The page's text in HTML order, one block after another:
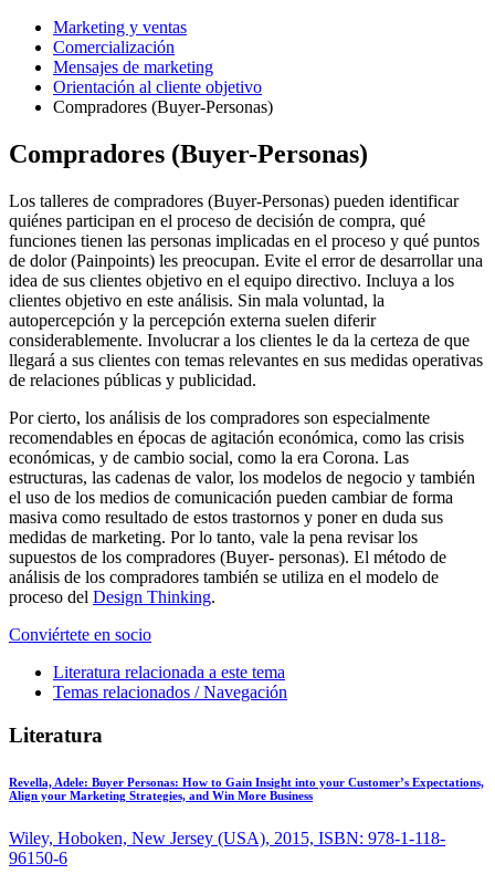
Marketing y ventas
Comercialización
Mensajes de marketing
Orientación al cliente objetivo
Compradores (Buyer-Personas)
Compradores (Buyer-Personas)
Los talleres de compradores (Buyer-Personas) pueden identificar
quiénes participan en el proceso de decisión de compra, qué
funciones tienen las personas implicadas en el proceso y qué puntos
de dolor (Painpoints) les preocupan. Evite el error de desarrollar una
idea de sus clientes objetivo en el equipo directivo. Incluya a los
clientes objetivo en este análisis. Sin mala voluntad, la
autopercepción y la percepción externa suelen diferir
considerablemente. Involucrar a los clientes le da la certeza de que
llegará a sus clientes con temas relevantes en sus medidas operativas
de relaciones públicas y publicidad.
Por cierto, los análisis de los compradores son especialmente
recomendables en épocas de agitación económica, como las crisis
económicas, y de cambio social, como la era Corona. Las
estructuras, las cadenas de valor, los modelos de negocio y también
el uso de los medios de comunicación pueden cambiar de forma
masiva como resultado de estos trastornos y poner en duda sus
medidas de marketing. Por lo tanto, vale la pena revisar los
supuestos de los compradores (Buyer- personas). El método de
análisis de los compradores también se utiliza en el modelo de
proceso del Design Thinking.
Conviértete en socio
Literatura relacionada a este tema
Temas relacionados / Navegación
Literatura
Revella, Adele: Buyer Personas: How to Gain Insight into your Customer’s Expectations,
Align your Marketing Strategies, and Win More Business
Wiley, Hoboken, New Jersey (USA), 2015, ISBN: 978-1-118-
96150-6